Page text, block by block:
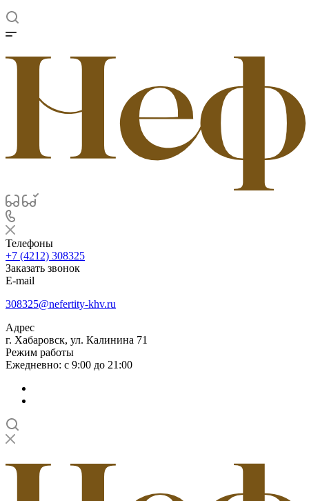
Телефоны
+7 (4212) 308325
Заказать звонок
E-mail
308325@nefertity-khv.ru
Адрес
г. Хабаровск, ул. Калинина 71
Режим работы
Ежедневно: с 9:00 до 21:00